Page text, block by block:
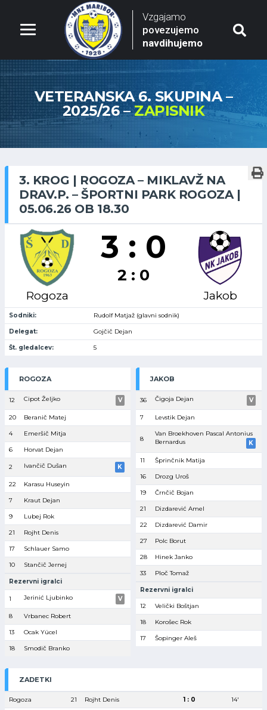
Vzgajamo
povezujemo
navdihujemo
VETERANSKA 6. SKUPINA –
2025/26 –ZAPISNIK
3. KROG | ROGOZA – MIKLAVŽ NA
DRAV.P. – ŠPORTNI PARK ROGOZA |
05.06.26 OB 18.30
Rogoza
3 : 0
2 : 0
Jakob
Sodniki: Rudolf Matjaž (glavni sodnik)
Delegat: Gojčič Dejan
Št. gledalcev: 5
ROGOZA
12 Cipot Željko V
20 Beranič Matej
4 Emeršič Mitja
6 Horvat Dejan
2 Ivančič Dušan K
22 Karasu Huseyin
7 Kraut Dejan
9 Lubej Rok
21 Rojht Denis
17 Schlauer Samo
10 Stančič Jernej
Rezervni igralci
1 Jerinić Ljubinko V
8 Vrbanec Robert
13 Ocak Yücel
18 Smodič Branko
JAKOB
36 Čigoja Dejan V
7 Levstik Dejan
8
Van Broekhoven Pascal Antonius
Bernardus
K
11 Šprinčnik Matija
16 Drozg Uroš
19 Črnčič Bojan
21 Dizdarević Amel
22 Dizdarević Damir
27 Polc Borut
28 Hinek Janko
33 Ploč Tomaž
Rezervni igralci
12 Velički Boštjan
18 Korošec Rok
17 Šopinger Aleš
ZADETKI
Rogoza 21 Rojht Denis 1 : 0 14′